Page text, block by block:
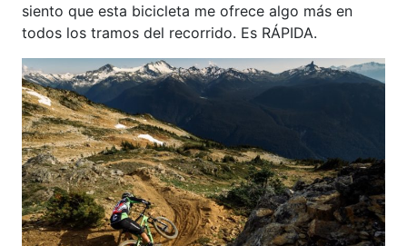
siento que esta bicicleta me ofrece algo más en
todos los tramos del recorrido. Es RÁPIDA.